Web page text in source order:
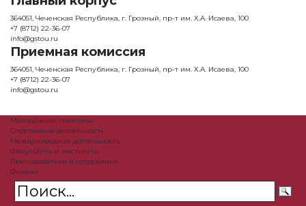
364051, Чеченская Республика, г. Грозный, пр-т им. Х.А. Исаева, 100
+7 (8712) 22-36-07
info@gstou.ru
Приемная комиссия
364051, Чеченская Республика, г. Грозный, пр-т им. Х.А. Исаева, 100
+7 (8712) 22-36-07
info@gstou.ru
Молодёжная политика
Спортивная деятельность
Международная деятельность
Факультеты и институты
Преподаватели и сотрудники
Филиал